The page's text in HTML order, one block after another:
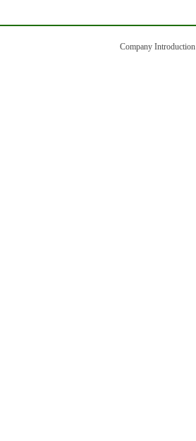
Company Introduction